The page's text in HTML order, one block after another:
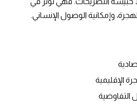
وإمكانية الوصول الإنساني.
الإقليمية
التفاوضية